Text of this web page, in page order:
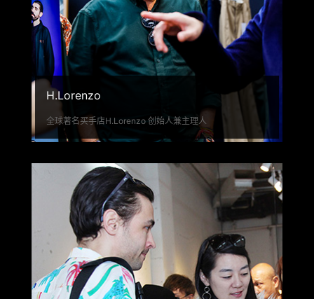
H.Lorenzo
全球著名买手店H.Lorenzo 创始人兼主理人